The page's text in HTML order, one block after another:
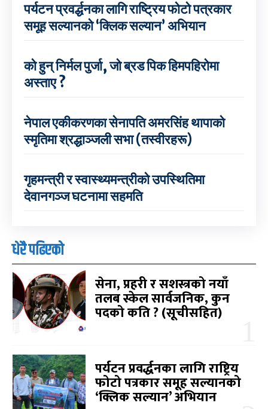
पर्यटन प्रवर्द्धनका लागि राष्ट्रिय फोटो पत्रकार
समूह सल्यानको ‘क्लिक सल्यान’ अभियान
को हुन् निर्मल पुर्जा, जो ब्रड पिक हिमपहिरोमा
अस्ताए ?
नेपाल एकीकरणका सेनापति अमरसिंह थापाको
स्मृतिमा श्रद्धाञ्जली सभा (तस्वीरहरू)
गृहमन्त्री र स्वास्थ्यमन्त्रीको उपस्थितिमा
देवानगञ्ज घटनामा सहमति
धेरै पढिएको
सेना, प्रहरी र सशस्त्रको नयाँ
तलब स्केल सार्वजनिक, कुन
पदको कति ? (सूचीसहित)
पर्यटन प्रवर्द्धनका लागि राष्ट्रिय
फोटो पत्रकार समूह सल्यानको
‘क्लिक सल्यान’ अभियान